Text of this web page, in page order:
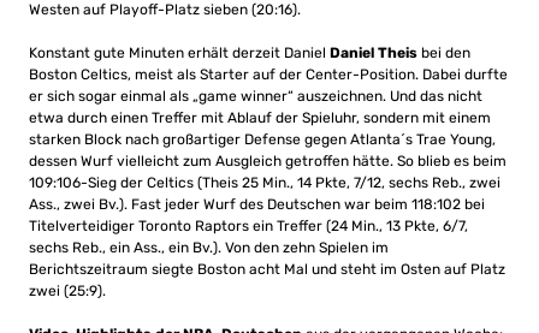
Westen auf Playoff-Platz sieben (20:16).
Konstant gute Minuten erhält derzeit Daniel Daniel Theis bei den
Boston Celtics, meist als Starter auf der Center-Position. Dabei durfte
er sich sogar einmal als „game winner“ auszeichnen. Und das nicht
etwa durch einen Treffer mit Ablauf der Spieluhr, sondern mit einem
starken Block nach großartiger Defense gegen Atlanta´s Trae Young,
dessen Wurf vielleicht zum Ausgleich getroffen hätte. So blieb es beim
109:106-Sieg der Celtics (Theis 25 Min., 14 Pkte, 7/12, sechs Reb., zwei
Ass., zwei Bv.). Fast jeder Wurf des Deutschen war beim 118:102 bei
Titelverteidiger Toronto Raptors ein Treffer (24 Min., 13 Pkte, 6/7,
sechs Reb., ein Ass., ein Bv.). Von den zehn Spielen im
Berichtszeitraum siegte Boston acht Mal und steht im Osten auf Platz
zwei (25:9).